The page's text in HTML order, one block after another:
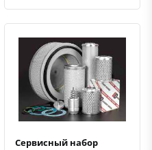
Быстрый просмотрДобавить к сравнению
Добавить в избранное
Сервисный набор